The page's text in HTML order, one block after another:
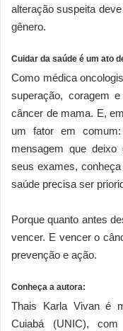
alteração suspeita
gênero.
Cuidar da saúde é um ato
Como médica
superação, coragem
câncer de mama. E,
um fator em
mensagem que
seus exames,
saúde precisa ser
Porque quanto antes
vencer. E vencer o
prevenção e ação.
Conheça a autora:
Thais Karla Vivan é
Cuiabá (UNIC),